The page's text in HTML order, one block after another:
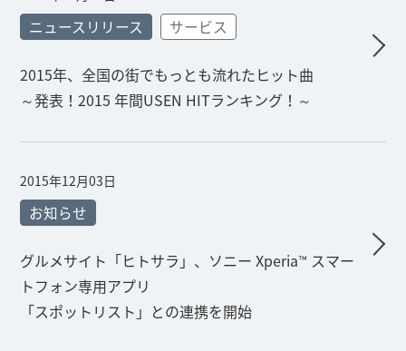
ニュースリリース サービス
2015年、全国の街でもっとも流れたヒット曲
～発表！2015 年間USEN HITランキング！～
2015年12月03日
お知らせ
グルメサイト「ヒトサラ」、ソニー Xperia™ スマー
トフォン専用アプリ
「スポットリスト」との連携を開始